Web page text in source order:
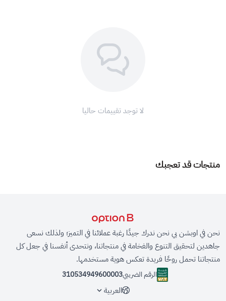
لا توجد تقييمات حاليا
منتجات قد تعجبك
نحن في اوبشن بي نحن ندرك جيدًا رغبة عملائنا في التميز؛ ولذلك نسعى
جاهدين لتحقيق التنوع والفخامة في منتجاتنا، ونتحدى أنفسنا في جعل كل
منتجاتنا تحمل روحًا فريدة تعكس هوية مستخدمها.
الرقم الضريبي310534949600003
العربية